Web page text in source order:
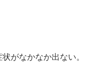
状がなかなか出ない。